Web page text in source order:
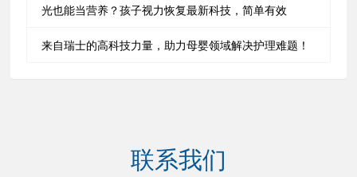
光也能当营养？孩子视力恢复最新科技，简单有效
来自瑞士的高科技力量，助力母婴领域解决护理难题！
联系我们